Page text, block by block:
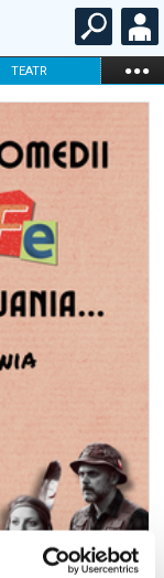
TEATR ...
KARNETY